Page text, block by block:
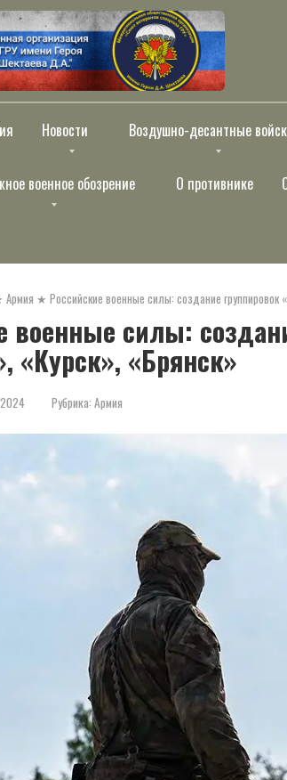
Новости Воздушно-десантные
военное обозрение О противнике
Армия ★ Российские военные силы: создание группировок
военные силы:
«Курск», «Брянск»
Рубрика: Армия